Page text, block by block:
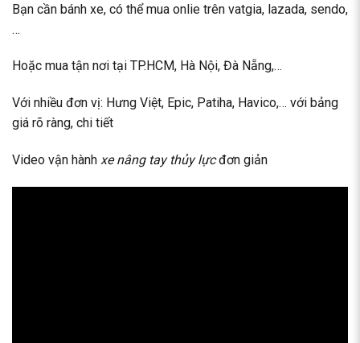
Bạn cần bánh xe, có thể mua onlie trên vatgia, lazada, sendo,
…
Hoặc mua tận nơi tại TP.HCM, Hà Nội, Đà Nẵng,…
Với nhiều đơn vị: Hưng Việt, Epic, Patiha, Havico,… với bảng
giá rõ ràng, chi tiết
Video vận hành xe nâng tay thủy lựcđơn giản